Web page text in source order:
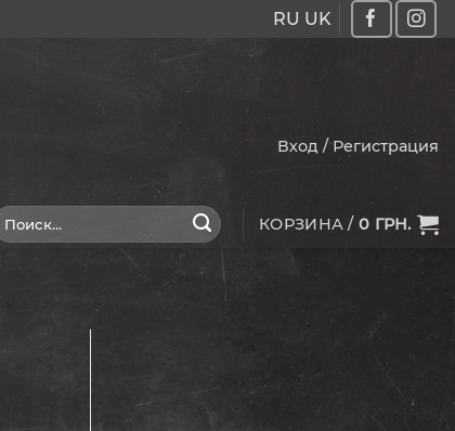
RU UK
Вход / Регистрация
КОРЗИНА / 0 ГРН.